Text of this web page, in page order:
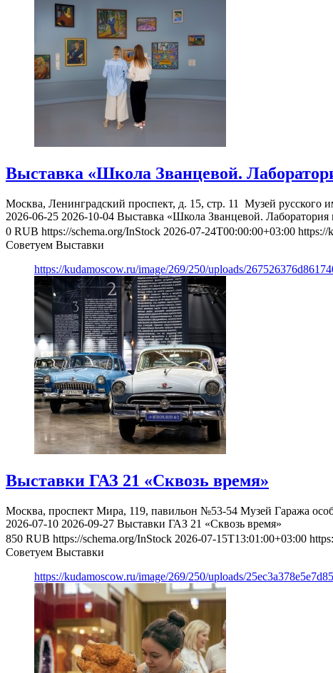
Выставка «Школа Званцевой.
Москва, Ленинградский проспект, д. 15, стр. 11
Музей русского
2026-06-25 2026-10-04 Выставка «Школа Званцевой. Лаборатория
0 RUB https://schema.org/InStock 2026-07-24T00:00:00+03:00 https://
Советуем Выставки
https://kudamoscow.ru/image/269/250/uploads/
Выставки ГАЗ 21 «Сквозь время»
Москва, проспект Мира, 119, павильон №53-54 Музей Гаража
2026-07-10 2026-09-27 Выставки ГАЗ 21 «Сквозь время»
850 RUB https://schema.org/InStock 2026-07-15T13:01:00+03:00
Советуем Выставки
https://kudamoscow.ru/image/269/250/uploads/